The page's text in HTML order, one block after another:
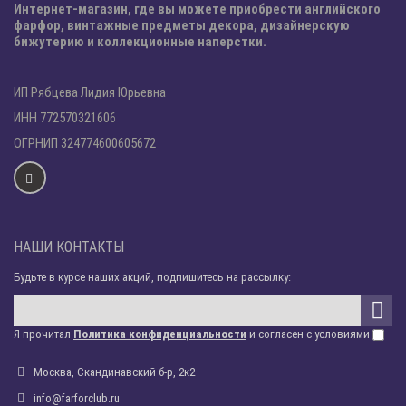
Интернет-магазин, где вы можете приобрести английского
фарфор, винтажные предметы декора, дизайнерскую
бижутерию и коллекционные наперстки.
ИП Рябцева Лидия Юрьевна
ИНН 772570321606
ОГРНИП 324774600605672
НАШИ КОНТАКТЫ
Будьте в курсе наших акций, подпишитесь на рассылку:
Я прочитал Политика конфиденциальности и согласен с условиями
Москва, Скандинавский б-р, 2к2
info@farforclub.ru